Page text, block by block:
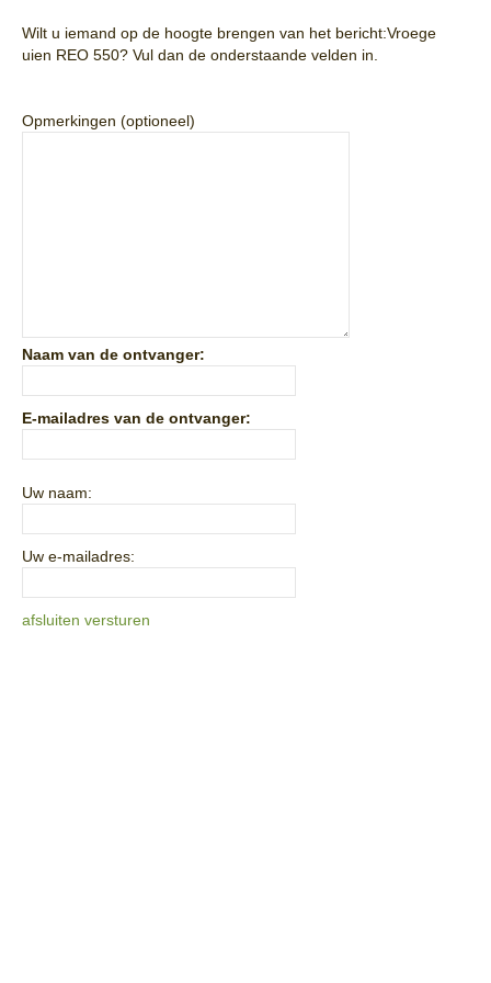
Wilt u iemand op de hoogte brengen van het bericht:Vroege
uien REO 550? Vul dan de onderstaande velden in.
Opmerkingen (optioneel)
Naam van de ontvanger:
E-mailadres van de ontvanger:
Uw naam:
Uw e-mailadres:
afsluiten versturen